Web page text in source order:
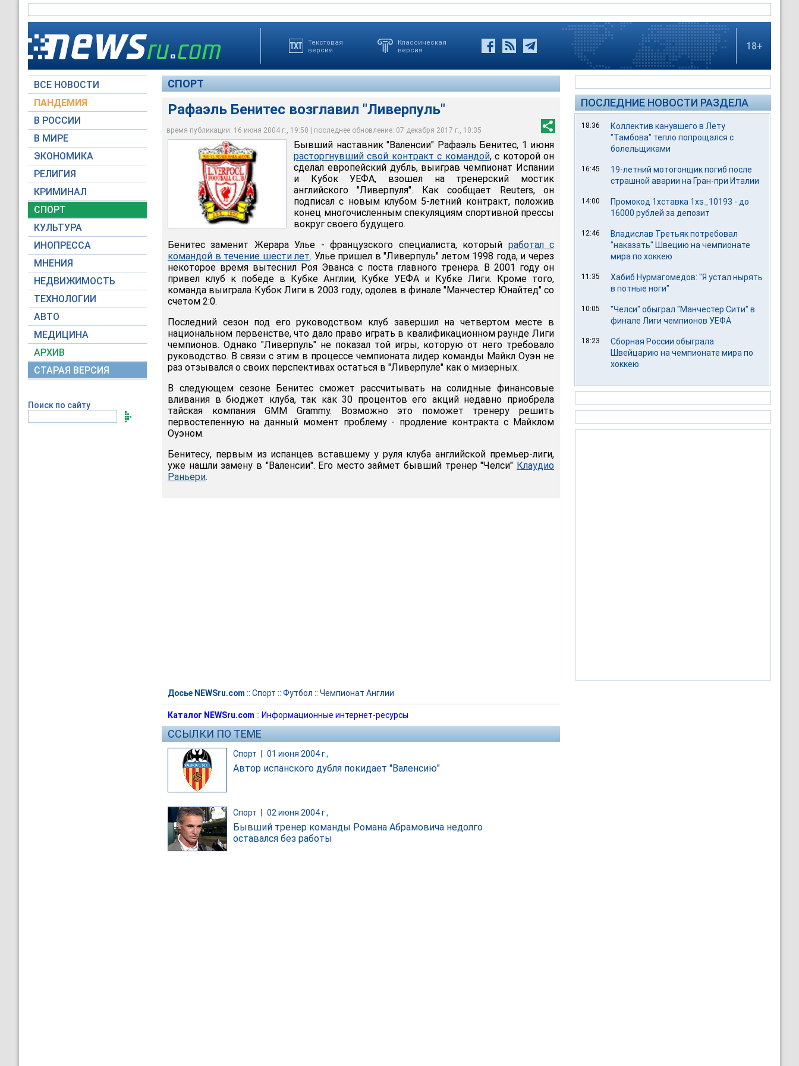
Текстовая
версия
Классическая
версия
18+
ВСЕ НОВОСТИ
ПАНДЕМИЯ
В РОССИИ
В МИРЕ
ЭКОНОМИКА
РЕЛИГИЯ
КРИМИНАЛ
СПОРТ
КУЛЬТУРА
ИНОПРЕССА
МНЕНИЯ
НЕДВИЖИМОСТЬ
ТЕХНОЛОГИИ
АВТО
МЕДИЦИНА
АРХИВ
СТАРАЯ ВЕРСИЯ
Поиск по сайту
СПОРТ
Рафаэль Бенитес возглавил "Ливерпуль"
время публикации: 16 июня 2004 г., 19:50 | последнее обновление: 07 декабря 2017 г., 10:35
Рафаэль Бенитес возглавил "Ливерпуль"
Архив NEWSru.com
Бывший наставник "Валенсии" Рафаэль Бенитес, 1 июня
расторгнувший свой контракт с командой, с которой он
сделал европейский дубль, выиграв чемпионат Испании
и Кубок УЕФА, взошел на тренерский мостик
английского "Ливерпуля". Как сообщает Reuters, он
подписал с новым клубом 5-летний контракт, положив
конец многочисленным спекуляциям спортивной прессы
вокруг своего будущего.
Бенитес заменит Жерара Улье - французского специалиста, который работал с
командой в течение шести лет. Улье пришел в "Ливерпуль" летом 1998 года, и через
некоторое время вытеснил Роя Эванса с поста главного тренера. В 2001 году он
привел клуб к победе в Кубке Англии, Кубке УЕФА и Кубке Лиги. Кроме того,
команда выиграла Кубок Лиги в 2003 году, одолев в финале "Манчестер Юнайтед" со
счетом 2:0.
Последний сезон под его руководством клуб завершил на четвертом месте в
национальном первенстве, что дало право играть в квалификационном раунде Лиги
чемпионов. Однако "Ливерпуль" не показал той игры, которую от него требовало
руководство. В связи с этим в процессе чемпионата лидер команды Майкл Оуэн не
раз отзывался о своих перспективах остаться в "Ливерпуле" как о мизерных.
В следующем сезоне Бенитес сможет рассчитывать на солидные финансовые
вливания в бюджет клуба, так как 30 процентов его акций недавно приобрела
тайская компания GMM Grammy. Возможно это поможет тренеру решить
первостепенную на данный момент проблему - продление контракта с Майклом
Оуэном.
Бенитесу, первым из испанцев вставшему у руля клуба английской премьер-лиги,
уже нашли замену в "Валенсии". Его место займет бывший тренер "Челси" Клаудио
Раньери.
Досье NEWSru.com :: Спорт :: Футбол :: Чемпионат Англии
Каталог NEWSru.com :: Информационные интернет-ресурсы
ССЫЛКИ ПО ТЕМЕ
Спорт 01 июня 2004 г.,
Автор испанского дубля покидает "Валенсию"
Спорт 02 июня 2004 г.,
Бывший тренер команды Романа Абрамовича недолго
оставался без работы
ПОСЛЕДНИЕ НОВОСТИ РАЗДЕЛА
18:36
Коллектив канувшего в Лету
"Тамбова" тепло попрощался с
болельщиками
16:45
19-летний мотогонщик погиб после
страшной аварии на Гран-при Италии
14:00
Промокод 1хставка 1xs_10193 - до
16000 рублей за депозит
12:46
Владислав Третьяк потребовал
"наказать" Швецию на чемпионате
мира по хоккею
11:35
Хабиб Нурмагомедов: "Я устал нырять
в потные ноги"
10:05
"Челси" обыграл "Манчестер Сити" в
финале Лиги чемпионов УЕФА
18:23
Сборная России обыграла
Швейцарию на чемпионате мира по
хоккею